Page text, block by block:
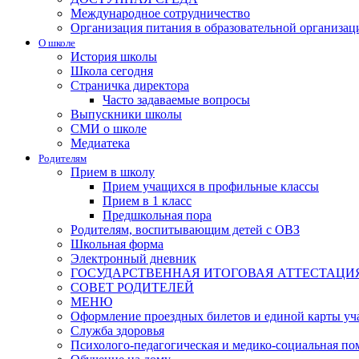
Международное сотрудничество
Организация питания в образовательной
О школе
История школы
Школа сегодня
Страничка директора
Часто задаваемые вопросы
Выпускники школы
СМИ о школе
Медиатека
Родителям
Прием в школу
Прием учащихся в профильные классы
Прием в 1 класс
Предшкольная пора
Родителям, воспитывающим детей с ОВЗ
Школьная форма
Электронный дневник
ГОСУДАРСТВЕННАЯ ИТОГОВАЯ
СОВЕТ РОДИТЕЛЕЙ
МЕНЮ
Оформление проездных билетов и единой карты
Служба здоровья
Психолого-педагогическая и медико-социальная